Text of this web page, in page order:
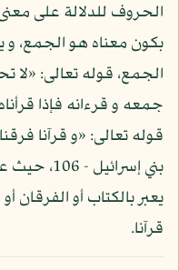
الحروف للدلالة على
بكون معناه هو الجمع، و
الجمع، قوله تعالى: «لا
قوله تعالى: «و قرآنا
بني
يعبر بالكتاب أو الفرقان
قرآنا.